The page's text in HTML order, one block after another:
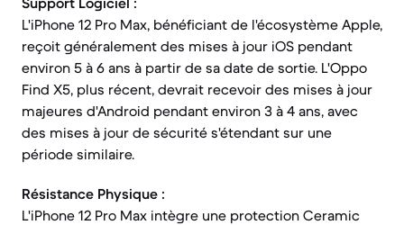
L'iPhone 12 Pro Max, bénéficiant de l'écosystème Apple,
reçoit généralement des mises à jour iOS pendant
environ 5 à 6 ans à partir de sa date de sortie. L'Oppo
Find X5, plus récent, devrait recevoir des mises à jour
majeures d'Android pendant environ 3 à 4 ans, avec
des mises à jour de sécurité s'étendant sur une
période similaire.
Résistance Physique :
L'iPhone 12 Pro Max intègre une protection Ceramic